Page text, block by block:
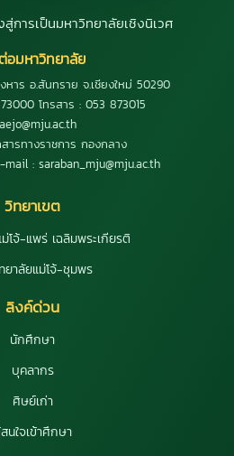
การเป็นมหาวิทยาลัยเชิงนิเวศ
อมหาวิทยาลัย
าร อ.สันทราย จ.เชียงใหม่ 50290
โทรสาร : 053 873015
ารทางราชการ กองกลาง
: saraban_mju@mju.ac.th
วิทยาเขต
โจ้-แพร่ เฉลิมพระเกียรติ
ยาลัยแม่โจ้-ชุมพร
ลิงค์ด่วน
นักศึกษา
บุคลากร
ศิษย์เก่า
นใจเข้าศึกษา